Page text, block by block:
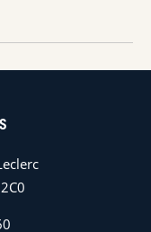
du CCU,
moins 5 jours